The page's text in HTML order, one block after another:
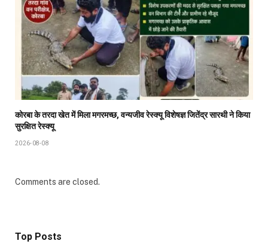
कोरबा के तरदा खेत में मिला मगरमच्छ, वन्यजीव रेस्क्यू विशेषज्ञ जितेंद्र सारथी ने किया
सुरक्षित रेस्क्यू
2026-08-08
Comments are closed.
Top Posts